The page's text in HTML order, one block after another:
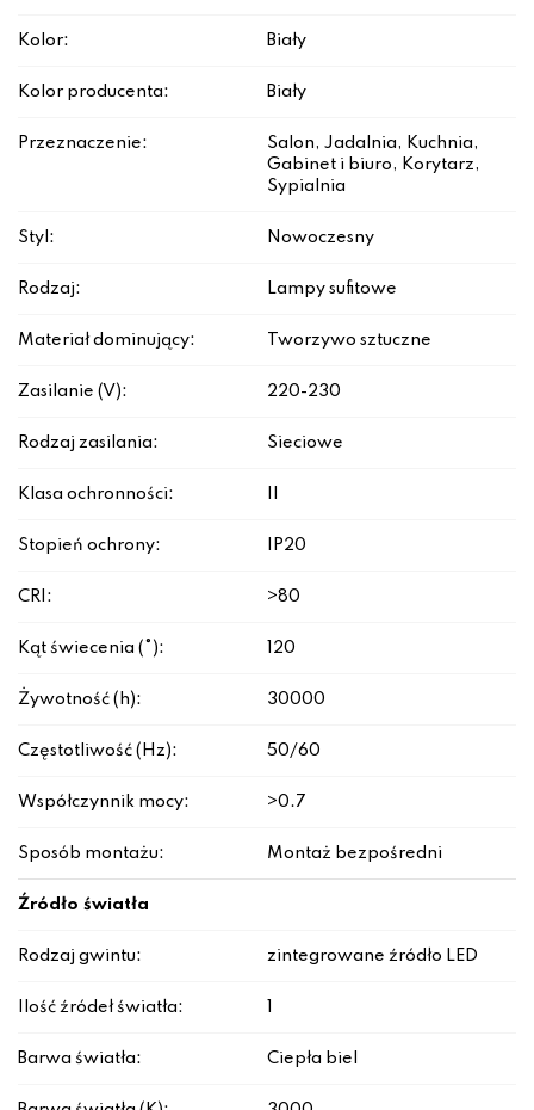
Kolor: Biały
Kolor producenta: Biały
Przeznaczenie:
Salon, Jadalnia, Kuchnia,
Gabinet i biuro, Korytarz,
Sypialnia
Styl: Nowoczesny
Rodzaj: Lampy sufitowe
Materiał dominujący: Tworzywo sztuczne
Zasilanie (V): 220-230
Rodzaj zasilania: Sieciowe
Klasa ochronności:
Stopień ochrony: IP20
CRI: >80
Kąt świecenia (°): 120
Żywotność (h): 30000
Częstotliwość (Hz): 50/60
Współczynnik mocy: >0.7
Sposób montażu: Montaż bezpośredni
Źródło światła
Rodzaj gwintu: zintegrowane źródło LED
Ilość źródeł światła:
Barwa światła: Ciepła biel